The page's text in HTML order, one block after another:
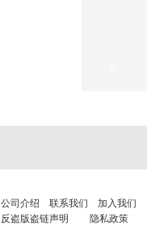
公司介绍 联系我们
加入我们
反盗版盗链声明
隐私政策